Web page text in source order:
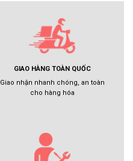
GIAO HÀNG TOÀN QUỐC
Giao nhận nhanh chóng, an toàn
cho hàng hóa